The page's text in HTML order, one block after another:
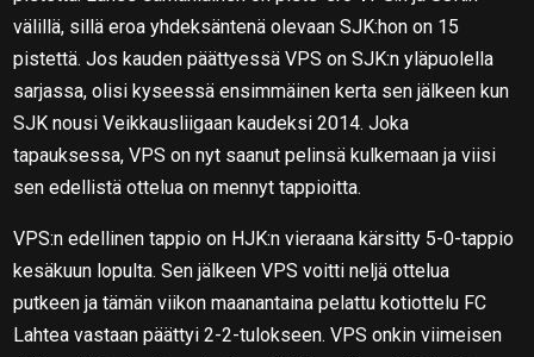
välillä, sillä eroa yhdeksäntenä olevaan SJK:hon on 15
pistettä. Jos kauden päättyessä VPS on SJK:n yläpuolella
sarjassa, olisi kyseessä ensimmäinen kerta sen jälkeen kun
SJK nousi Veikkausliigaan kaudeksi 2014. Joka
tapauksessa, VPS on nyt saanut pelinsä kulkemaan ja viisi
sen edellistä ottelua on mennyt tappioitta.
VPS:n edellinen tappio on HJK:n vieraana kärsitty 5-0-tappio
kesäkuun lopulta. Sen jälkeen VPS voitti neljä ottelua
putkeen ja tämän viikon maanantaina pelattu kotiottelu FC
Lahtea vastaan päättyi 2-2-tulokseen. VPS onkin viimeisen